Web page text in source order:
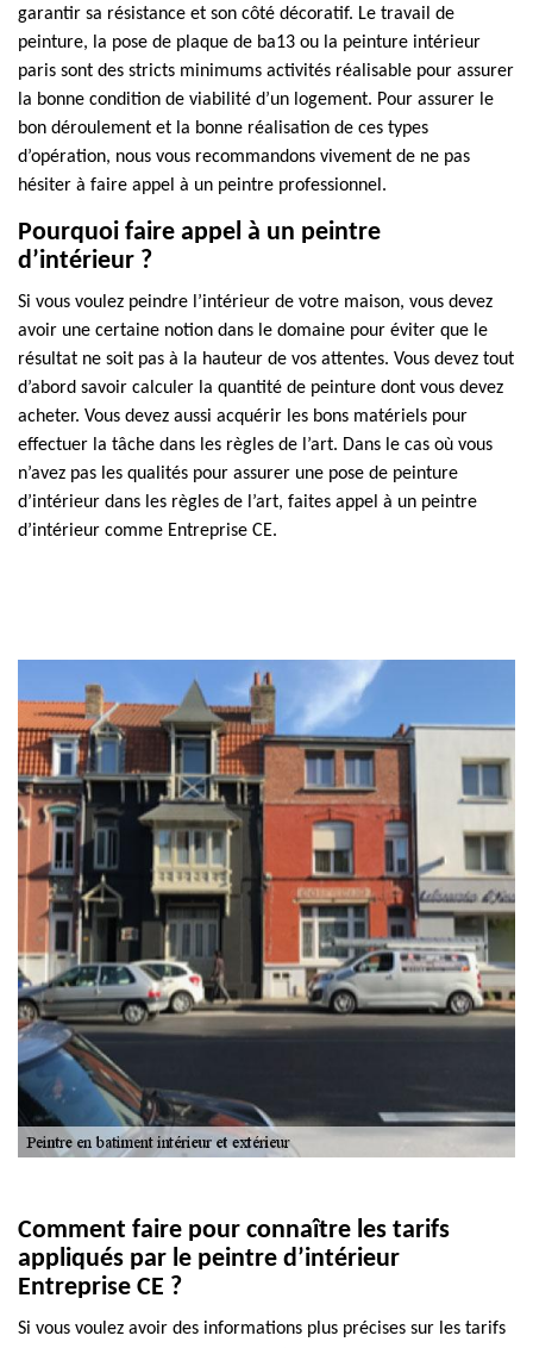
garantir sa résistance et son côté décoratif. Le travail de
peinture, la pose de plaque de ba13 ou la peinture intérieur
paris sont des stricts minimums activités réalisable pour assurer
la bonne condition de viabilité d’un logement. Pour assurer le
bon déroulement et la bonne réalisation de ces types
d’opération, nous vous recommandons vivement de ne pas
hésiter à faire appel à un peintre professionnel.
Pourquoi faire appel à un peintre
d’intérieur ?
Si vous voulez peindre l’intérieur de votre maison, vous devez
avoir une certaine notion dans le domaine pour éviter que le
résultat ne soit pas à la hauteur de vos attentes. Vous devez tout
d’abord savoir calculer la quantité de peinture dont vous devez
acheter. Vous devez aussi acquérir les bons matériels pour
effectuer la tâche dans les règles de l’art. Dans le cas où vous
n’avez pas les qualités pour assurer une pose de peinture
d’intérieur dans les règles de l’art, faites appel à un peintre
d’intérieur comme Entreprise CE.
Comment faire pour connaître les tarifs
appliqués par le peintre d’intérieur
Entreprise CE ?
Si vous voulez avoir des informations plus précises sur les tarifs